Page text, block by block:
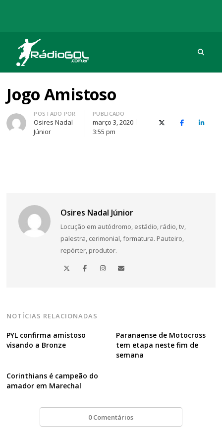
Rádio Gol
Há mais de 20 anos com as melhores coberturas
Jogo Amistoso
Autor
POSTADO POR
Osires Nadal
Júnior
PUBLICADO
março 3, 2020
3:55 pm
X (Twitter)Facebook
O
Osires Nadal Júnior
Locução em autódromo, estádio, rádio, tv,
palestra, cerimonial, formatura. Pauteiro,
repórter, produtor.
NOTÍCIAS RELACIONADAS
PYL confirma amistoso
visando a Bronze
Paranaense de Motocross
tem etapa neste fim de
semana
Corinthians é campeão do
amador em Marechal
0 Comentários
Navegação